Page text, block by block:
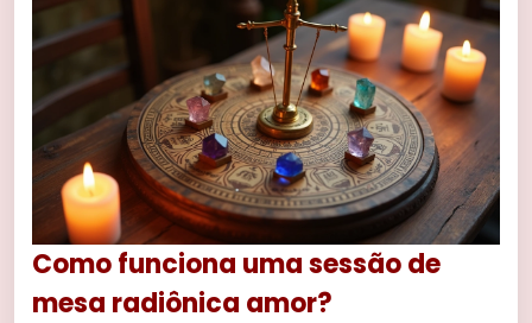
Como funciona uma sessão de
mesa radiônica amor?